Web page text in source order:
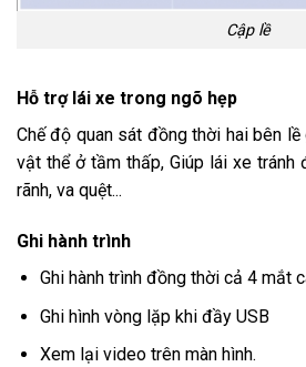
Cập lề
Hỗ trợ lái xe trong ngõ hẹp
Chế độ quan sát đồng thời hai bên
vật thể ở tầm thấp, Giúp lái xe tránh
rãnh, va quệt...
Ghi hành trình
Ghi hành trình đồng thời cả 4 mắt
Ghi hình vòng lặp khi đầy USB
Xem lại video trên màn hình.